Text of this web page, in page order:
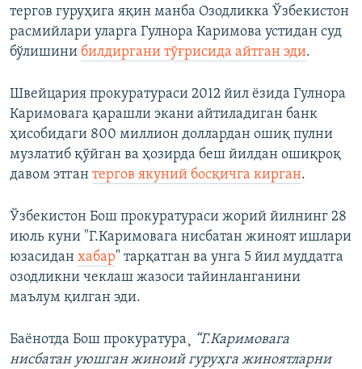
тергов гуруҳига яқин манба Озодликка Ўзбекистон
расмийлари уларга Гулнора Каримова устидан суд
бўлишини билдиргани тўғрисида айтган эди.
Швейцария прокуратураси 2012 йил ëзида Гулнора
Каримовага қарашли экани айтиладиган банк
ҳисобидаги 800 миллион доллардан ошиқ пулни
музлатиб қўйган ва ҳозирда беш йилдан ошиқроқ
давом этган тергов якуний босқичга кирган.
Ўзбекистон Бош прокуратураси жорий йилнинг 28
июль куни "Г.Каримовага нисбатан жиноят ишлари
юзасидан хабар" тарқатган ва унга 5 йил муддатга
озодликни чеклаш жазоси тайинланганини
маълум қилган эди.
Баëнотда Бош прокуратура¸ “Г.Каримовага
нисбатан уюшган жиноий гуруҳга жиноятларни